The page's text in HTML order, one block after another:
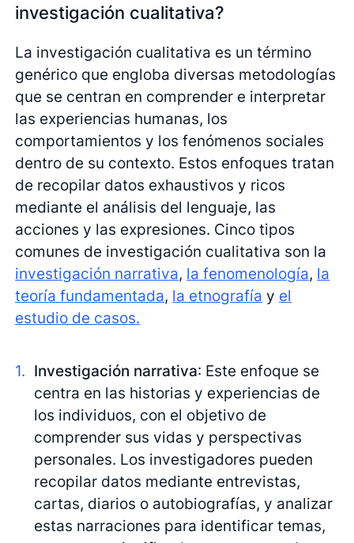
investigación cualitativa?
La investigación cualitativa es un término
genérico que engloba diversas metodologías
que se centran en comprender e interpretar
las experiencias humanas, los
comportamientos y los fenómenos sociales
dentro de su contexto. Estos enfoques tratan
de recopilar datos exhaustivos y ricos
mediante el análisis del lenguaje, las
acciones y las expresiones. Cinco tipos
comunes de investigación cualitativa son la
investigación narrativa, la fenomenología, la
teoría fundamentada, la etnografía y el
estudio de casos.
Investigación narrativa: Este enfoque se
centra en las historias y experiencias de
los individuos, con el objetivo de
comprender sus vidas y perspectivas
personales. Los investigadores pueden
recopilar datos mediante entrevistas,
cartas, diarios o autobiografías, y analizar
estas narraciones para identificar temas,